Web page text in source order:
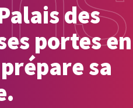
des
portes en
sa